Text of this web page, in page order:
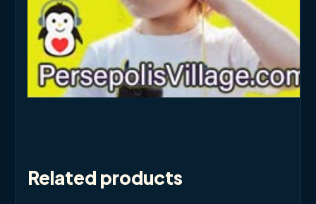
Related products